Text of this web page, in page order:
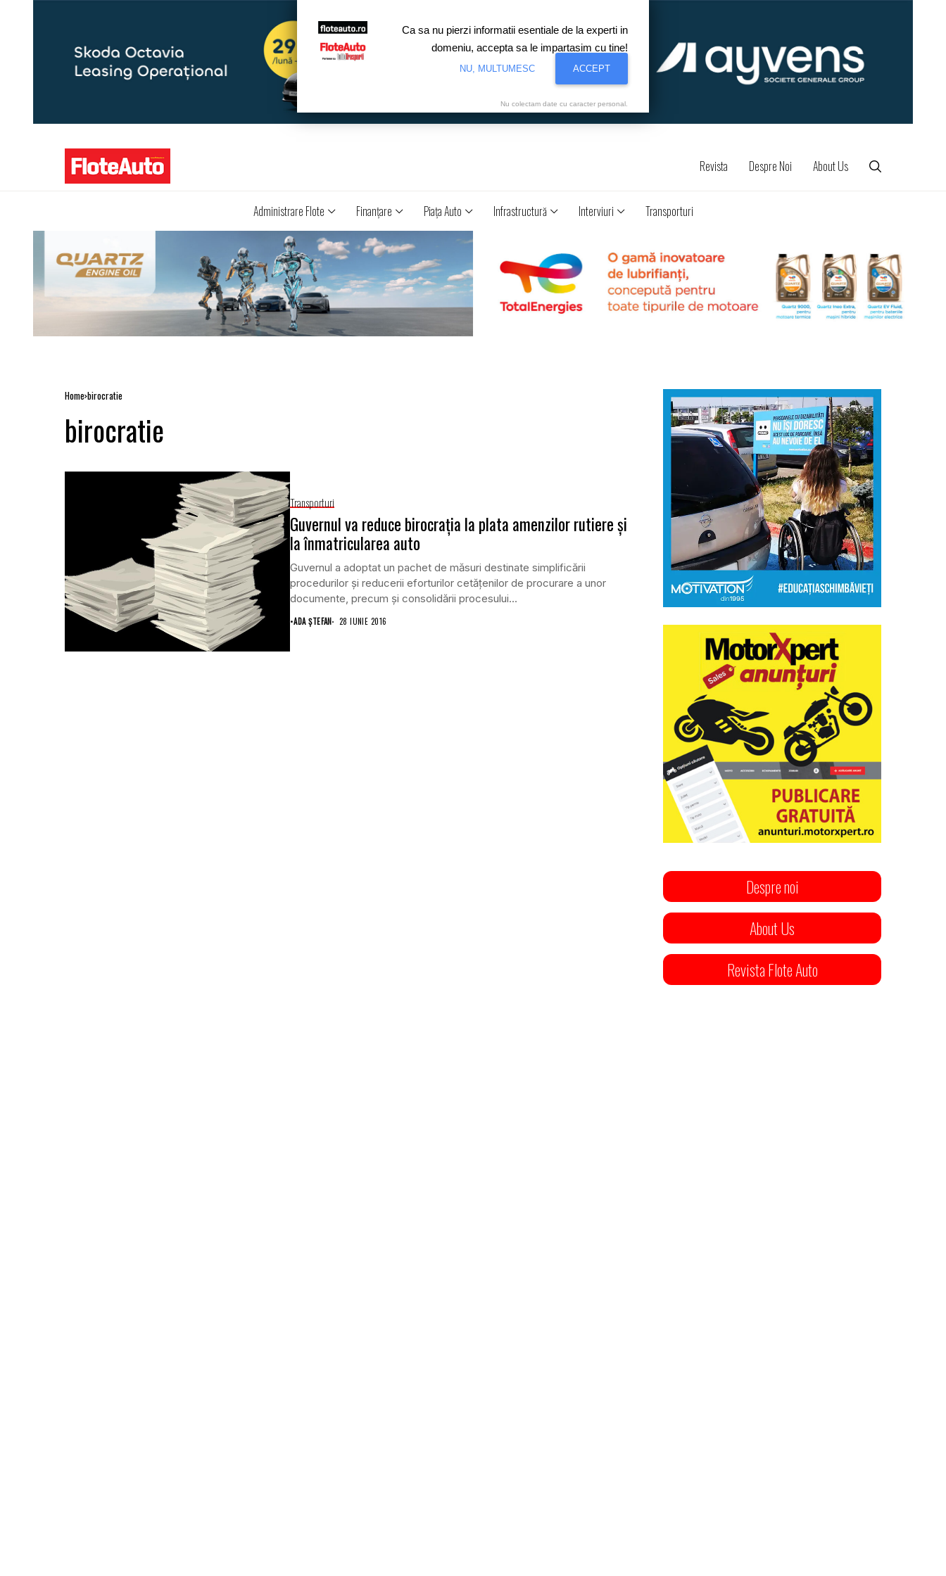
Revista Despre Noi About Us
Administrare Flote Finanţare Piaţa Auto Infrastructură Interviuri Transporturi
Home birocratie
birocratie
Transporturi
Guvernul va reduce birocrația la plata amenzilor rutiere și
la înmatricularea auto
Guvernul a adoptat un pachet de măsuri destinate simplificării
procedurilor și reducerii eforturilor cetățenilor de procurare a unor
documente, precum și consolidării procesului...
•ADA ȘTEFAN 28 IUNIE 2016
Despre noi
About Us
Revista Flote Auto
Ca sa nu pierzi informatii esentiale de la experti in
domeniu, accepta sa le impartasim cu tine!
NU, MULTUMESC ACCEPT
Nu colectam date cu caracter personal.